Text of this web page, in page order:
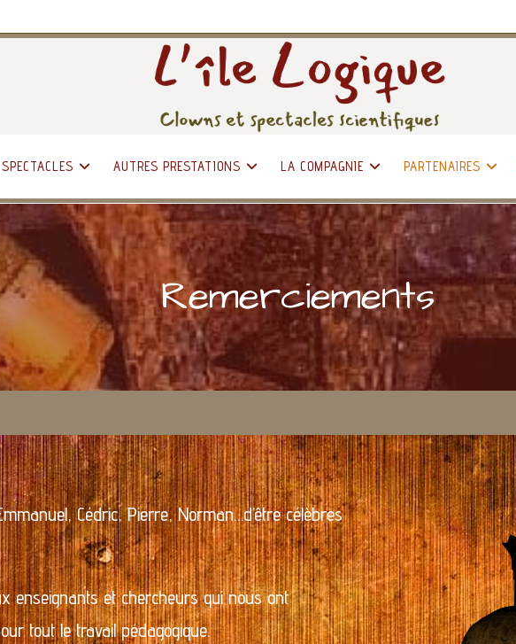
SPECTACLES AUTRES PRESTATIONS LA COMPAGNIE PARTENAIRES
Remerciements
Cédric, Pierre, Norman…d’être célèbres
enseignants et chercheurs qui nous ont
tout le travail pédagogique.